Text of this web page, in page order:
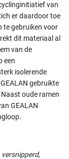
van
er daardoor toe
te gebruiken voor
dit materiaal al
van de
een
isolerende
gebruikte
oude ramen
GEALAN